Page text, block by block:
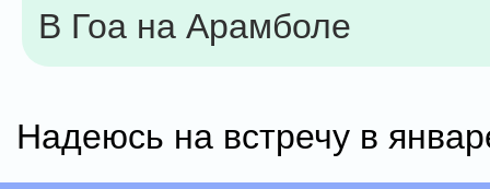
В Гоа на Арамболе
Надеюсь на встречу в